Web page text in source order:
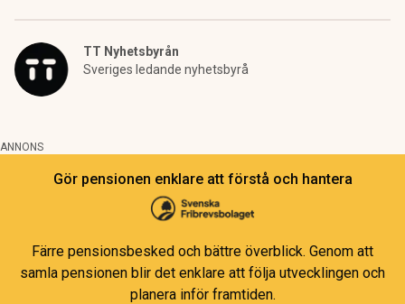
TT Nyhetsbyrån
Sveriges ledande nyhetsbyrå
ANNONS
Gör pensionen enklare att förstå och hantera
Färre pensionsbesked och bättre överblick. Genom att
samla pensionen blir det enklare att följa utvecklingen och
planera inför framtiden.